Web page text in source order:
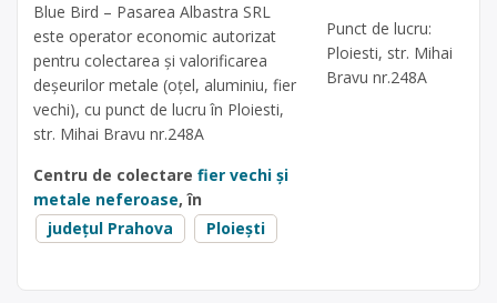
Blue Bird – Pasarea Albastra SRL
este operator economic autorizat
pentru colectarea și valorificarea
deșeurilor metale (oțel, aluminiu, fier
vechi), cu punct de lucru în Ploiesti,
str. Mihai Bravu nr.248A
Centru de colectare fier vechi și
metale neferoase, în
județul Prahova
Ploiești
Punct de lucru:
Ploiesti, str. Mihai
Bravu nr.248A